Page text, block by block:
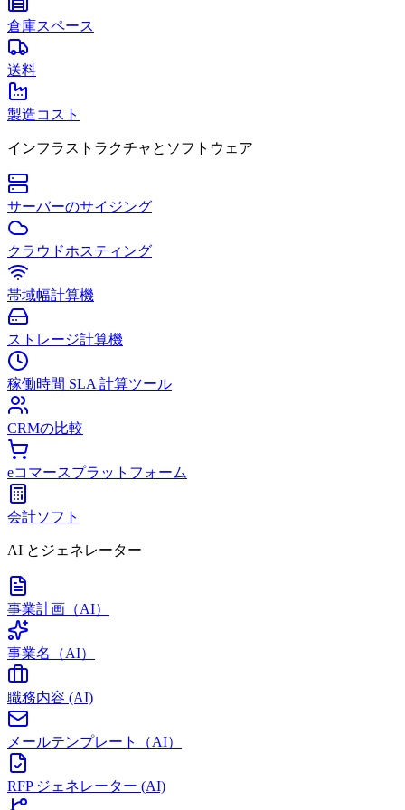
倉庫スペース
送料
製造コスト
インフラストラクチャとソフトウェア
サーバーのサイジング
クラウドホスティング
帯域幅計算機
ストレージ計算機
稼働時間 SLA 計算ツール
CRMの比較
eコマースプラットフォーム
会計ソフト
AI とジェネレーター
事業計画（AI）
事業名（AI）
職務内容 (AI)
メールテンプレート（AI）
RFP ジェネレーター (AI)